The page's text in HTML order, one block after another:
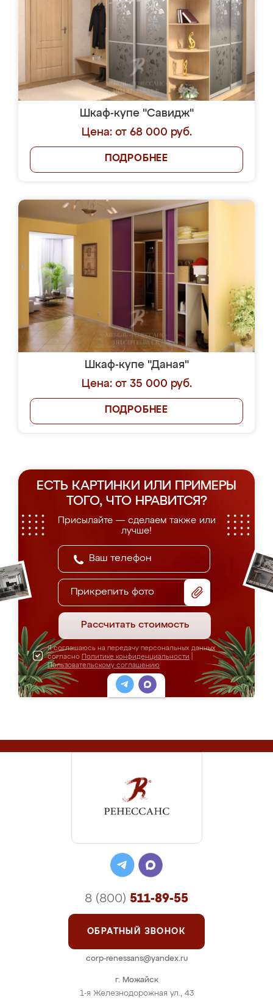
Шкаф-купе "Савидж"
Цена: от 68 000 руб.
ПОДРОБНЕЕ
Шкаф-купе "Даная"
Цена: от 35 000 руб.
ПОДРОБНЕЕ
ЕСТЬ КАРТИНКИ ИЛИ ПРИМЕРЫ
ТОГО, ЧТО НРАВИТСЯ?
Присылайте — сделаем также или
лучше!
Прикрепить фото
Рассчитать стоимость
Я соглашаюсь на передачу персональных данных
согласно Политике конфиденциальности
Пользовательскому соглашению
г. Можайск
1-я Железнодорожная ул., 43
8 (800) 511-89-55
ОБРАТНЫЙ ЗВОНОК
corp-renessans@yandex.ru